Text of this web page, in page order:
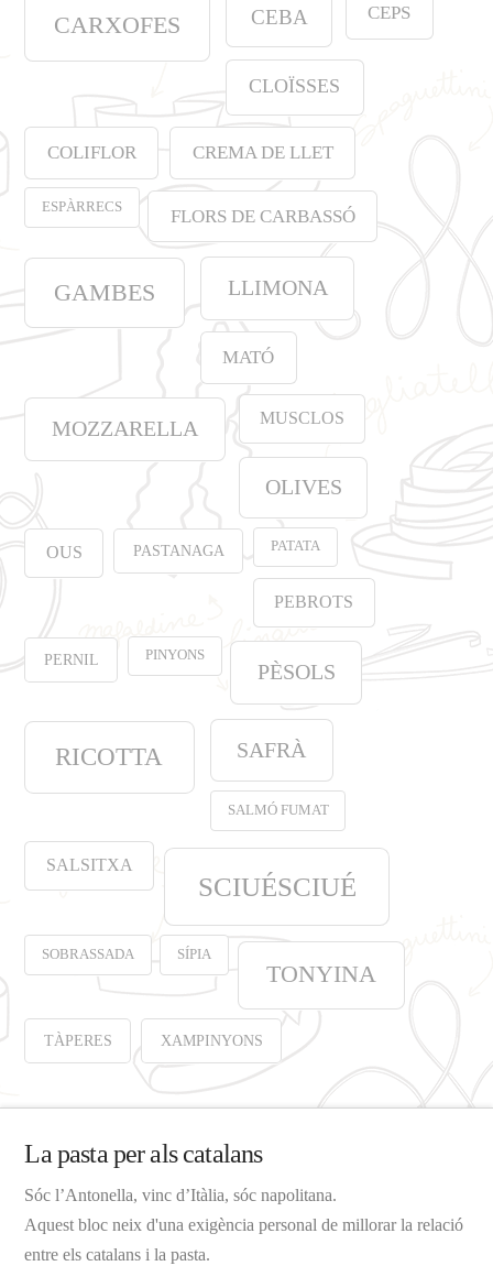
CARXOFES CEBA CEPS
CLOÏSSES
COLIFLOR CREMA DE LLET
ESPÀRRECS FLORS DE CARBASSÓ
GAMBES LLIMONA
MATÓ
MOZZARELLA MUSCLOS
OLIVES
OUS PASTANAGA PATATA
PEBROTS
PERNIL PINYONS
PÈSOLS
RICOTTA SAFRÀ
SALMÓ FUMAT
SALSITXA
SCIUÉSCIUÉ
SOBRASSADA SÍPIA
TONYINA
TÀPERES XAMPINYONS
La pasta per als catalans
Sóc l’Antonella, vinc d’Itàlia, sóc napolitana.
Aquest bloc neix d'una exigència personal de millorar la relació
entre els catalans i la pasta.